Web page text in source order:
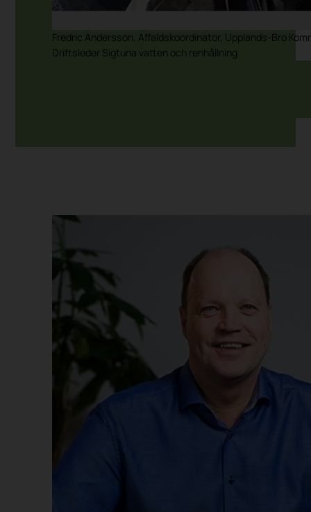
Fredric Andersson, Affaldskoordinator, Upplands-Bro
Driftsleder Sigtuna vatten och renhållning